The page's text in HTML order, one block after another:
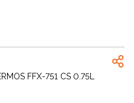
FFX-751 CS 0.75L